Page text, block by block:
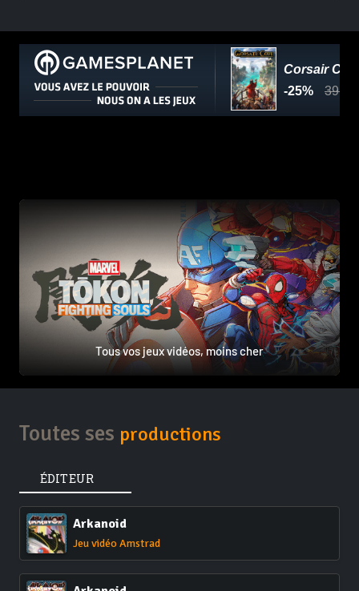
Tous vos jeux vidéos, moins cher
Toutes ses productions
ÉDITEUR
Arkanoid
Jeu vidéo Amstrad